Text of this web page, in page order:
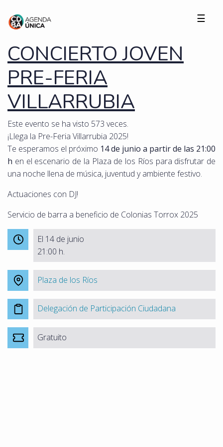
☰
CONCIERTO JOVEN
PRE-FERIA
VILLARRUBIA
Este evento se ha visto 573 veces.
¡Llega la Pre-Feria Villarrubia 2025!
Te esperamos el próximo 14 de junio a partir de las 21:00
h en el escenario de la Plaza de los Ríos para disfrutar de
una noche llena de música, juventud y ambiente festivo.
Actuaciones con DJ!
Servicio de barra a beneficio de Colonias Torrox 2025
El 14 de junio
21:00 h.
Plaza de los Ríos
Delegación de Participación Ciudadana
Gratuito